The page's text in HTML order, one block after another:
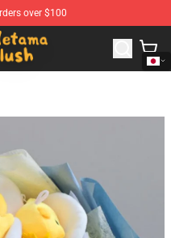
over $100
Best Store of Gudetama